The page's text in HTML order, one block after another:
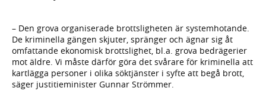
– Den grova organiserade brottsligheten är systemhotande.
De kriminella gängen skjuter, spränger och ägnar sig åt
omfattande ekonomisk brottslighet, bl.a. grova bedrägerier
mot äldre. Vi måste därför göra det svårare för kriminella att
kartlägga personer i olika söktjänster i syfte att begå brott,
säger justitieminister Gunnar Strömmer.